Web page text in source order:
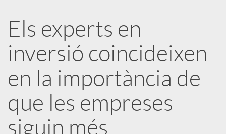
r
x
e
Els experts en
inversió coincideixen
en la importància de
que les empreses
siguin més